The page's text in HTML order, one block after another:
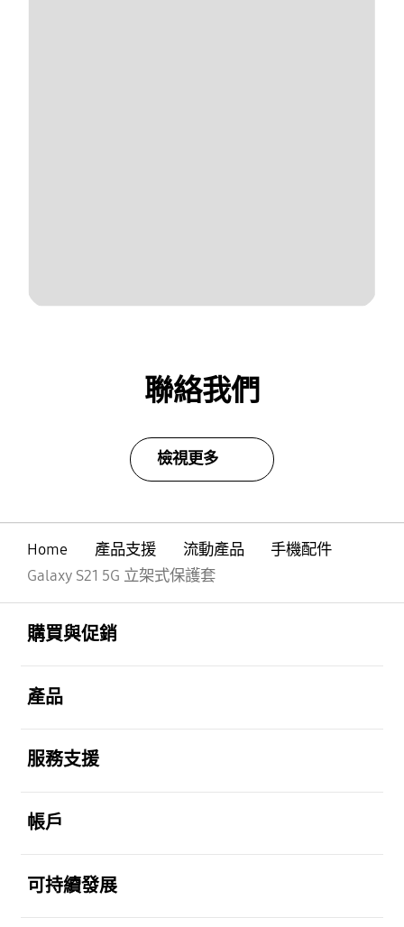
聯絡我們
檢視更多
Home 產品支援 流動產品
手機配件
Galaxy S21 5G 立架式保護套
購買與促銷
產品
服務支援
帳戶
可持續發展